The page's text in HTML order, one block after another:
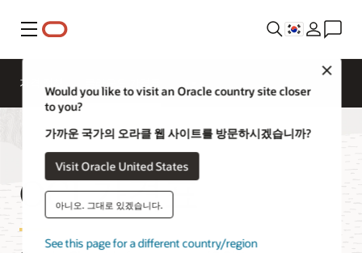
메뉴
Would you like to visit an Oracle country site closer
to you?
가까운 국가의 오라클 웹 사이트를 방문하시겠습니까?
Visit Oracle United States
아니오. 그대로 있겠습니다.
See this page for a different country/region
가격 정책
OCI 가격표